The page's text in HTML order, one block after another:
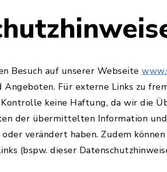
Besuch auf unserer Webseite
Angeboten. Für externe Links zu
keine Haftung, da wir die
der übermittelten Information
verändert haben. Zudem
(bspw. dieser